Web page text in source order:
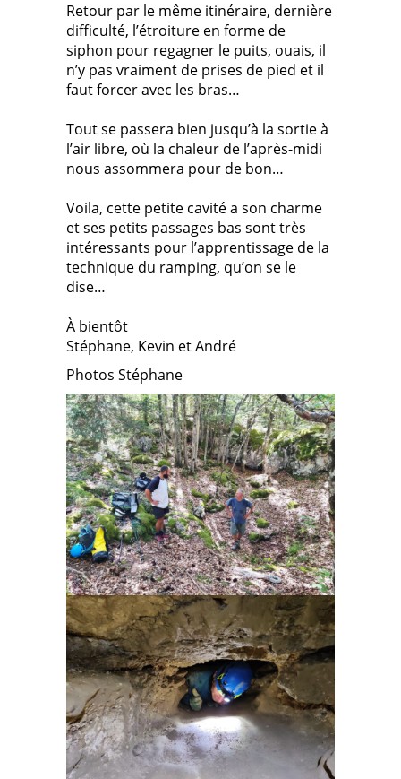
Retour par le même itinéraire, dernière
difficulté, l’étroiture en forme de
siphon pour regagner le puits, ouais, il
n’y pas vraiment de prises de pied et il
faut forcer avec les bras…
Tout se passera bien jusqu’à la sortie à
l’air libre, où la chaleur de l’après-midi
nous assommera pour de bon…
Voila, cette petite cavité a son charme
et ses petits passages bas sont très
intéressants pour l’apprentissage de la
technique du ramping, qu’on se le
dise…
À bientôt
Stéphane, Kevin et André
Photos Stéphane